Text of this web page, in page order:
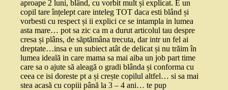
aproape 2 luni, blând, cu vorbit mult și explicat. E un
copil tare înțelept care inteleg TOT daca esti blând și
vorbesti cu respect și ii explici ce se intampla in lumea
asta mare… pot sa zic ca m a durut articolul tau despre
cresa și plâns, de săptămâna trecuta, dar intr un fel ai
dreptate…insa e un subiect atât de delicat și nu trăim în
lumea ideală in care mama sa mai aiba un job part time
care sa o ajute să aleagă o gradi blânda și conforma cu
ceea ce isi doreste pt a și crește copilul altfel… si sa mai
stea acasă cu copiii până la 3 – 4 ani… te pup